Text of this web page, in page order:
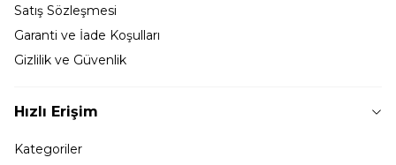
Satış Sözleşmesi
Garanti ve İade Koşulları
Gizlilik ve Güvenlik
Hızlı Erişim
Kategoriler